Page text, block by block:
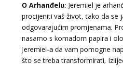
O Arhanđelu: Jeremiel je
procijeniti vaš život, tako da se
odgovarajućim promjenama.
nasamo s komadom papira i
Jeremiel-a da vam pomogne
što se treba transformirati,
tarot, sudbinske karte,
podizanje energije
Broj tel: 064/
tel:0,93€ -